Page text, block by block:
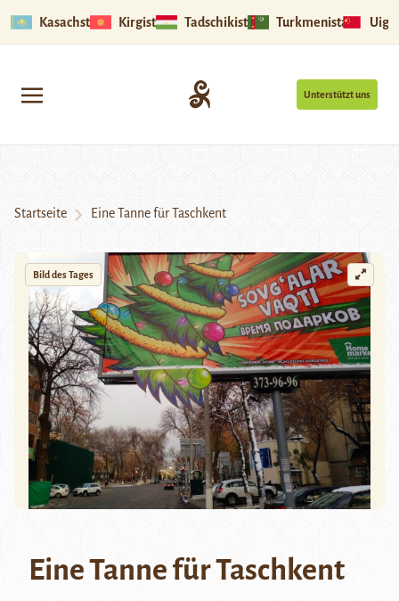
Kasachstan Kirgistan Tadschikistan Turkmenistan
Unterstützt uns
Startseite Eine Tanne für Taschkent
Bild des Tages
Eine Tanne für Taschkent